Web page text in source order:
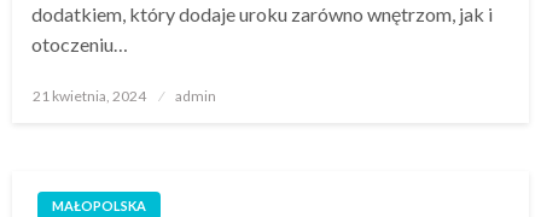
dodatkiem, który dodaje uroku zarówno wnętrzom, jak i
otoczeniu…
Opublikowane
21 kwietnia, 2024 admin
MAŁOPOLSKA